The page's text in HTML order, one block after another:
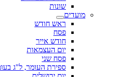
שונות
מועדים
ראש חודש
פסח
חודש אייר
יום העצמאות
פסח שני
ספירת העומר, ל"ג